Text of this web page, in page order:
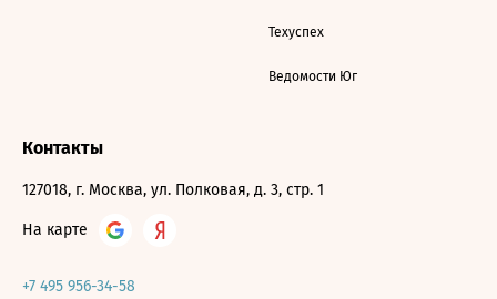
Техуспех
Ведомости Юг
Контакты
127018, г. Москва, ул. Полковая, д. 3, стр. 1
На карте
+7 495 956-34-58